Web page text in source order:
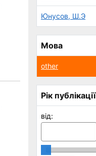
Юнусов, Ш.Э
Мова
other
Рік публікації
від: